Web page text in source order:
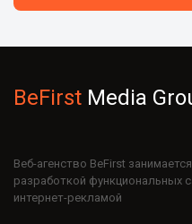
BeFirst Media
Веб-агенство BeFirst
разработкой функциональных
интернет-рекламой